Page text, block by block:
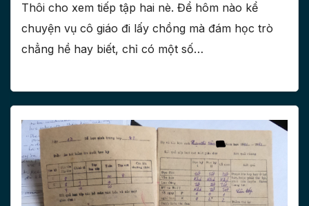
Thôi cho xem tiếp tập hai nè. Để hôm nào kể
chuyện vụ cô giáo đi lấy chồng mà đám học trò
chẳng hề hay biết, chỉ có một số…